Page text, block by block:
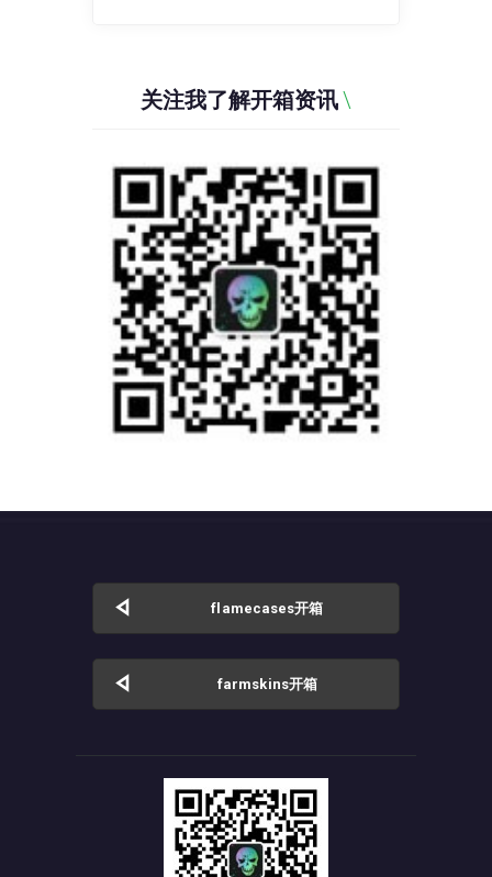
关注我了解开箱资讯
flamecases开箱
farmskins开箱